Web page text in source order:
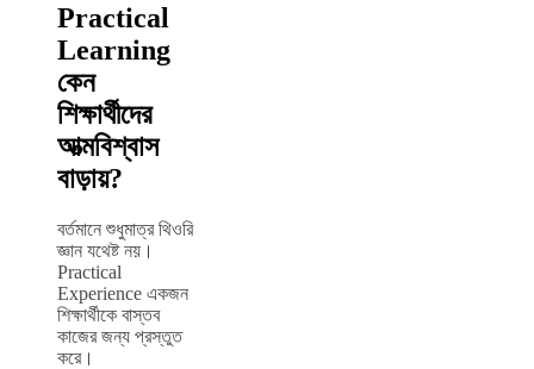
Practical
Learning
কেন
শিক্ষার্থীদের
আত্মবিশ্বাস
বাড়ায়?
বর্তমানে শুধুমাত্র থিওরি
জ্ঞান যথেষ্ট নয়।
Practical
Experience একজন
শিক্ষার্থীকে বাস্তব
কাজের জন্য প্রস্তুত
করে।